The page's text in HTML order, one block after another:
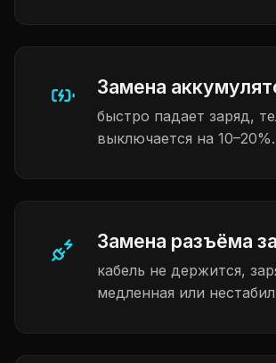
Замена
быстро падает заряд,
выключается на 10–20%.
Замена разъёма
кабель не держится,
медленная или